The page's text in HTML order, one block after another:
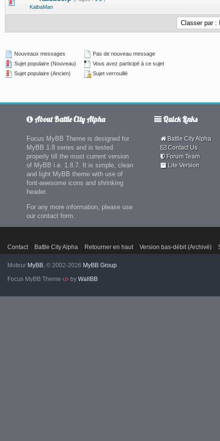
KaibaMan
1 Votes - 5 sur 5 en moyenne
1
Nouveaux messages
Sujet populaire (Nouveau)
Sujet populaire (Ancien)
Pas de nouveau message
Vous avez participé à ce sujet
Sujet verrouillé
About Battle City Alpha
Focus MyBB Theme is designed for
MyBB 1.8 series and is tested
properly till the most current version
of MyBB i.e. 1.8.7. It is simple, clean
and light MyBB theme with use of
font-awesome icons and shrinking
header.
For any more information, please use
our contact form.
Quick Links
Battle City Alpha
Contact Us
Forum Team
Lite Version
Contact Battle City Alpha Retourner en haut Version bas-débit (Archivé)
Moteur MyBB, © 2002-2026 MyBB Group.
Focus MyBB Theme
by WallBB